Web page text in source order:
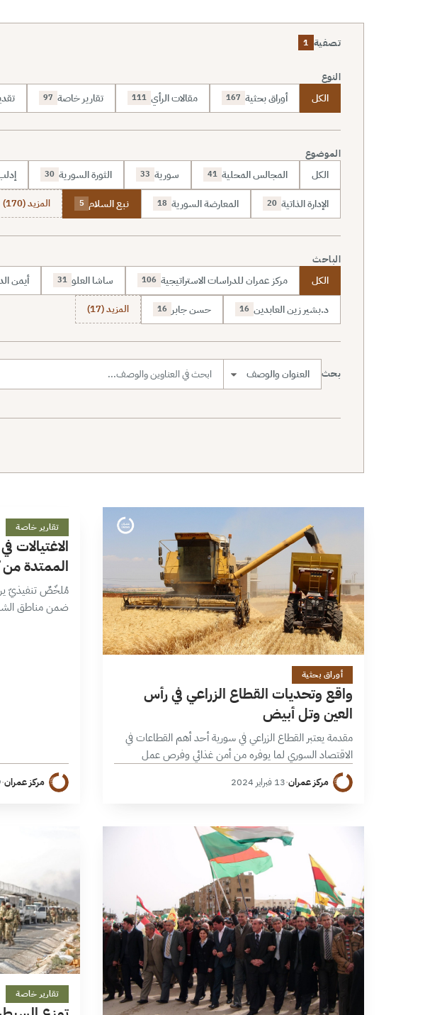
تصفية 1
النوع
الكل أوراق بحثية 167 مقالات الرأي 111 تقارير خاصة 97
الموضوع
الكل المجالس المحلية 41 سورية 33 الثورة السورية 30
الإدارة الذاتية 20 المعارضة السورية 18 نبع السلام 5 المزيد (170)
الباحث
الكل مركز عمران للدراسات الاستراتيجية 106 ساشا العلو 31 أيمن
د.بشير زين العابدين 16 حسن جابر 16 المزيد (17)
بحث نطاق البحث
13 دقائق
أوراق بحثية
واقع وتحديات القطاع الزراعي في رأس
العين وتل أبيض
مقدمة يعتبر القطاع الزراعي في سورية أحد أهم القطاعات في
الاقتصاد السوري لما يوفره من أمن غذائي وفرص عمل
للسكان، ورفد الخزينة المالية بالقطع الأجنبي من الصادرات.
عانى هذا القطاع…
مركز عمران·13 فبراير 2024
ا
17 دقائق
تقارير خاصة
الاغتيالات
الممتدة من
مُلخّصٌ تنفيذيّ
ضمن مناطق
مركز عمران·
1 دقائق
تقارير خاصة